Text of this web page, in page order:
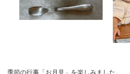
季節の行事「お月見」を楽しみました。